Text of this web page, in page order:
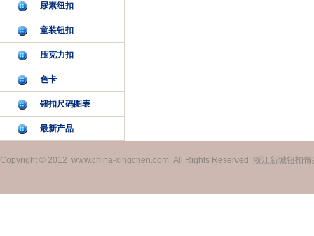
尿素纽扣
童装钮扣
压克力扣
色卡
钮扣尺码图表
最新产品
Copyright © 2012 www.china-xingchen.com All Rights Reserved 浙江新城钮扣